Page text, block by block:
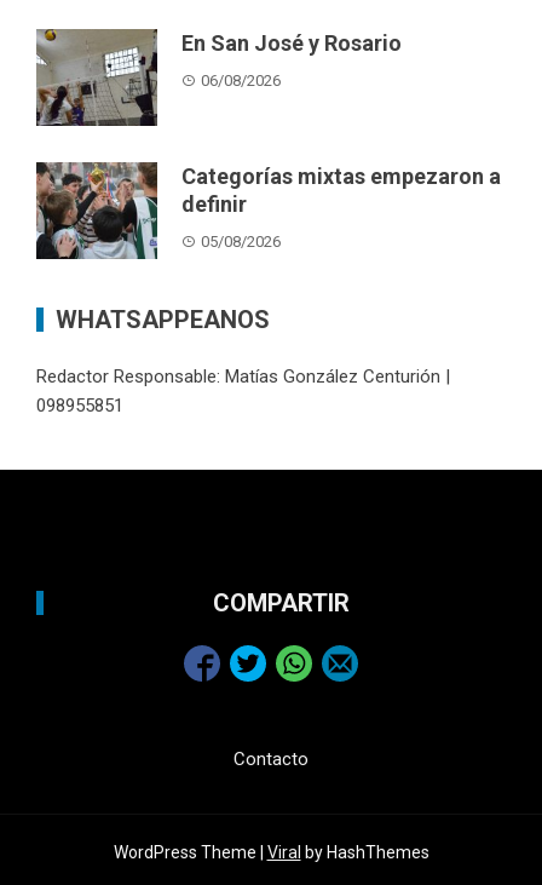
En San José y Rosario
06/08/2026
Categorías mixtas empezaron a
definir
05/08/2026
WHATSAPPEANOS
Redactor Responsable: Matías González Centurión |
098955851
COMPARTIR
Contacto
WordPress Theme | Viral by HashThemes